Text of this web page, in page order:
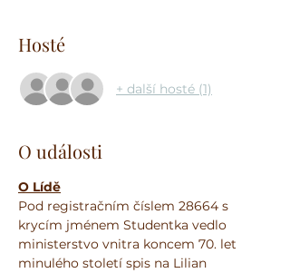
Hosté
+ další hosté (1)
O události
O Lídě
Pod registračním číslem 28664 s
krycím jménem Studentka vedlo
ministerstvo vnitra koncem 70. let
minulého století spis na Lilian